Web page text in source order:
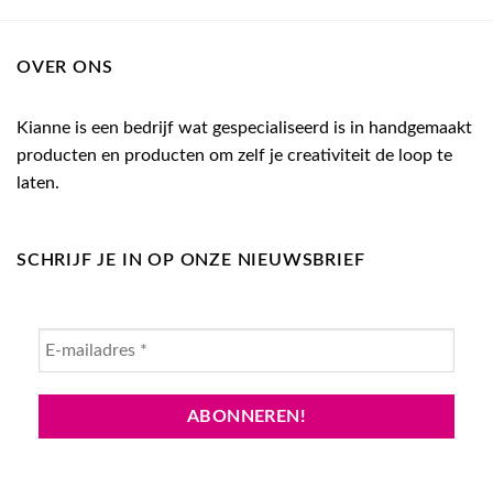
OVER ONS
Kianne is een bedrijf wat gespecialiseerd is in handgemaakt
producten en producten om zelf je creativiteit de loop te
laten.
SCHRIJF JE IN OP ONZE NIEUWSBRIEF